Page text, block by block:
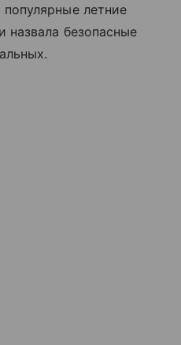
летние
назвала безопасные